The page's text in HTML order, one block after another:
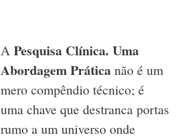
A Pesquisa Clínica. Uma
Abordagem Prática não é um
mero compêndio técnico; é
uma chave que destranca portas
rumo a um universo onde